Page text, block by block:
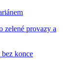
zelené provazy a
konce